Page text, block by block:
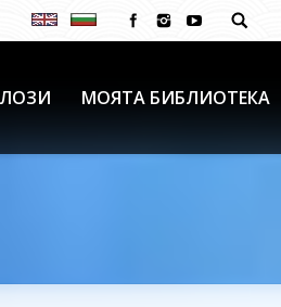
МОЯТА БИБЛИОТЕКА